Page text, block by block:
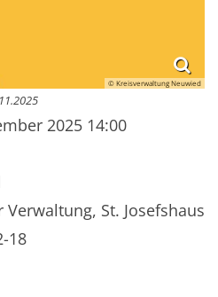
© Kreisverwaltung Neuwied
2025 14:00
St. Josefshaus
18